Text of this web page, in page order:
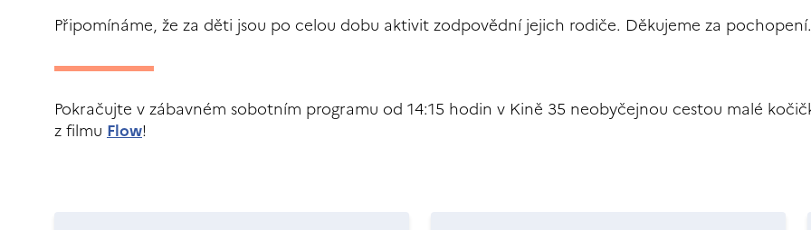
Připomínáme, že za děti jsou po celou dobu aktivit zodpovědní jejich rodiče. Děkujeme za pochopení.
Pokračujte v zábavném sobotním programu od 14:15 hodin v Kině 35 neobyčejnou cestou malé
z filmu Flow!